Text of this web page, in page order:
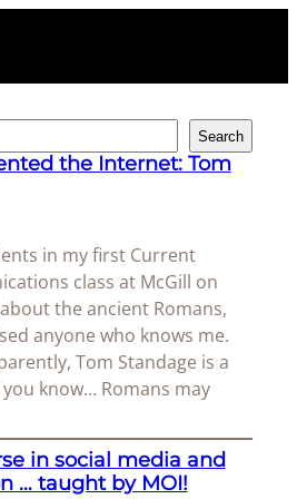
Search
the Internet: Tom
in my first Current
class at McGill on
the ancient Romans,
anyone who knows me.
Tom Standage is a
know… Romans may
in social media and
… taught by MOI!